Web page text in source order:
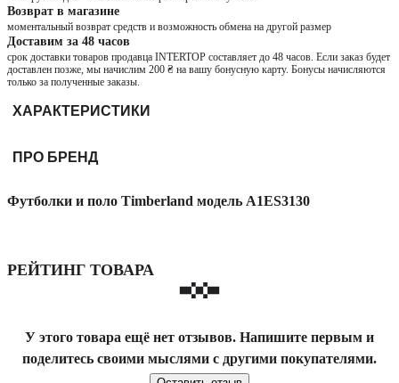
Возврат в магазине
моментальный возврат средств и возможность обмена на другой размер
Доставим за 48 часов
срок доставки товаров продавца INTERTOP составляет до 48 часов. Если заказ будет
доставлен позже, мы начислим 200 ₴ на вашу бонусную карту. Бонусы начисляются
только за полученные заказы.
ХАРАКТЕРИСТИКИ
ПРО БРЕНД
Футболки и поло Timberland модель A1ES3130
РЕЙТИНГ ТОВАРА
У этого товара ещё нет отзывов. Напишите первым и
поделитесь своими мыслями с другими покупателями.